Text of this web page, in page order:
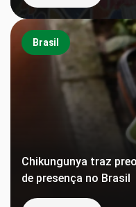
Brasil
Chikungunya traz
de presença no Brasil